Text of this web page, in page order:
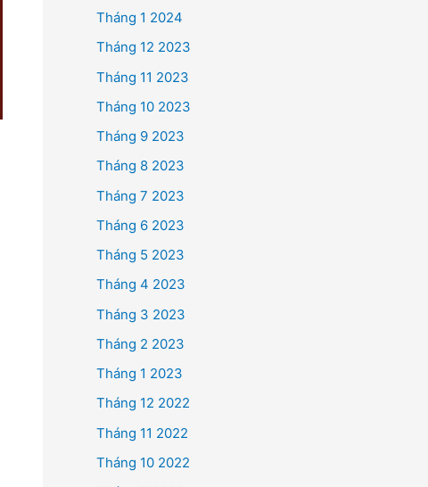
Tháng 1 2024
Tháng 12 2023
Tháng 11 2023
Tháng 10 2023
Tháng 9 2023
Tháng 8 2023
Tháng 7 2023
Tháng 6 2023
Tháng 5 2023
Tháng 4 2023
Tháng 3 2023
Tháng 2 2023
Tháng 1 2023
Tháng 12 2022
Tháng 11 2022
Tháng 10 2022